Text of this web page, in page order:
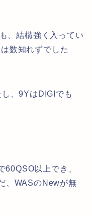
、結構強く入ってい
数知れずでした
、9YはDIGIでも
60QSO以上でき、
、WASのNewが無